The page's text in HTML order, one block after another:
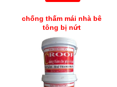
chống thấm mái nhà bê
tông bị nứt